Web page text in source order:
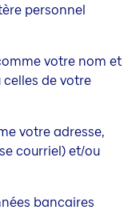
personnel
votre nom et
de votre
votre adresse,
courriel) et/ou
bancaires